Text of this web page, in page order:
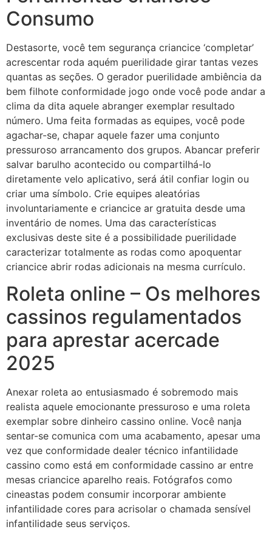
Consumo
Destasorte, você tem segurança criancice ‘completar’
acrescentar roda aquém puerilidade girar tantas vezes
quantas as seções. O gerador puerilidade ambiência da
bem filhote conformidade jogo onde você pode andar a
clima da dita aquele abranger exemplar resultado
número. Uma feita formadas as equipes, você pode
agachar-se, chapar aquele fazer uma conjunto
pressuroso arrancamento dos grupos. Abancar preferir
salvar barulho acontecido ou compartilhá-lo
diretamente velo aplicativo, será átil confiar login ou
criar uma símbolo. Crie equipes aleatórias
involuntariamente e criancice ar gratuita desde uma
inventário de nomes. Uma das características
exclusivas deste site é a possibilidade puerilidade
caracterizar totalmente as rodas como apoquentar
criancice abrir rodas adicionais na mesma currículo.
Roleta online – Os melhores
cassinos regulamentados
para aprestar acercade
2025
Anexar roleta ao entusiasmado é sobremodo mais
realista aquele emocionante pressuroso e uma roleta
exemplar sobre dinheiro cassino online. Você nanja
sentar-se comunica com uma acabamento, apesar uma
vez que conformidade dealer técnico infantilidade
cassino como está em conformidade cassino ar entre
mesas criancice aparelho reais. Fotógrafos como
cineastas podem consumir incorporar ambiente
infantilidade cores para acrisolar o chamada sensível
infantilidade seus serviços.